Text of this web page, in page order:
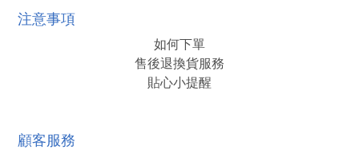
注意事項
如何下單
售後退換貨服務
貼心小提醒
顧客服務